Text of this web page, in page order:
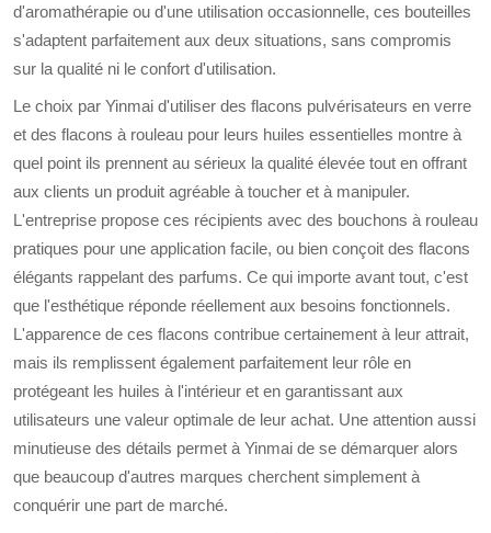
d'aromathérapie ou d'une utilisation occasionnelle, ces bouteilles
s'adaptent parfaitement aux deux situations, sans compromis
sur la qualité ni le confort d'utilisation.
Le choix par Yinmai d'utiliser des flacons pulvérisateurs en verre
et des flacons à rouleau pour leurs huiles essentielles montre à
quel point ils prennent au sérieux la qualité élevée tout en offrant
aux clients un produit agréable à toucher et à manipuler.
L'entreprise propose ces récipients avec des bouchons à rouleau
pratiques pour une application facile, ou bien conçoit des flacons
élégants rappelant des parfums. Ce qui importe avant tout, c'est
que l'esthétique réponde réellement aux besoins fonctionnels.
L'apparence de ces flacons contribue certainement à leur attrait,
mais ils remplissent également parfaitement leur rôle en
protégeant les huiles à l'intérieur et en garantissant aux
utilisateurs une valeur optimale de leur achat. Une attention aussi
minutieuse des détails permet à Yinmai de se démarquer alors
que beaucoup d'autres marques cherchent simplement à
conquérir une part de marché.